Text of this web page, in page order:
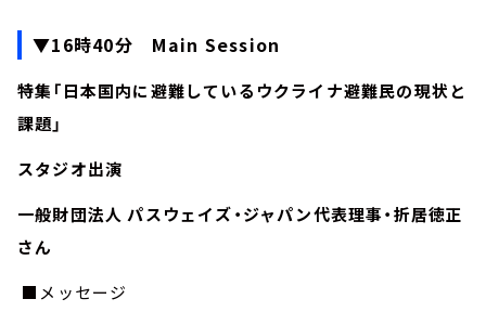
▼16時40分 Main Session
特集「日本国内に避難しているウクライナ避難民の現状と
課題」
スタジオ出演
一般財団法人 パスウェイズ・ジャパン代表理事・折居徳正
さん
■メッセージ